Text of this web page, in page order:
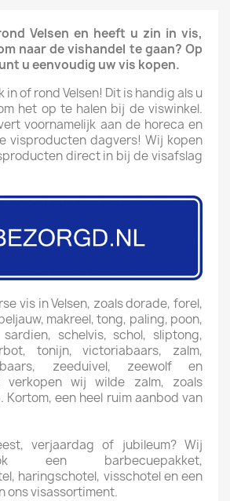
Velsen en heeft u zin in vis,
naar de vishandel te gaan? Op
u eenvoudig uw vis kopen.
of rond Velsen! Dit is handig als u
het op te halen bij de viswinkel.
voornamelijk aan de horeca en
visproducten dagvers! Wij kopen
direct in bij de visafslag
vis in Velsen, zoals dorade, forel,
makreel, tong, paling, poon,
schelvis, schol, sliptong,
tonijn, victoriabaars, zalm,
zeeduivel, zeewolf en
verkopen wij wilde zalm, zoals
Kortom, een heel ruim aanbod van
verjaardag of jubileum? Wij
een barbecuepakket,
haringschotel, visschotel en een
ons visassortiment.